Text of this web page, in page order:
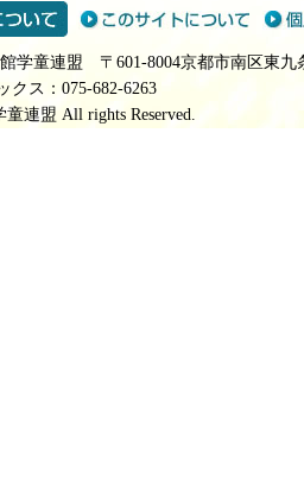
学童連盟 〒601-8004京都市南区東九
ス：075-682-6263
連盟 All rights Reserved.